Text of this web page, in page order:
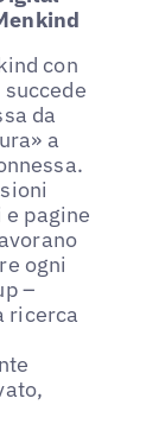
con
da
a
pagine
ogni
–
ricerca